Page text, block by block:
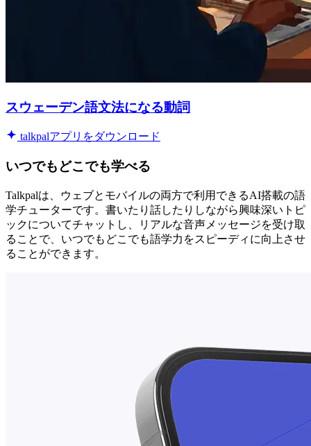
スウェーデン語文法になる動詞
talkpalアプリをダウンロード
いつでもどこでも学べる
Talkpalは、ウェブとモバイルの両方で利用できるAI搭載の語
学チューターです。書いたり話したりしながら興味深いトピ
ックについてチャットし、リアルな音声メッセージを受け取
ることで、いつでもどこでも語学力をスピーディに向上させ
ることができます。